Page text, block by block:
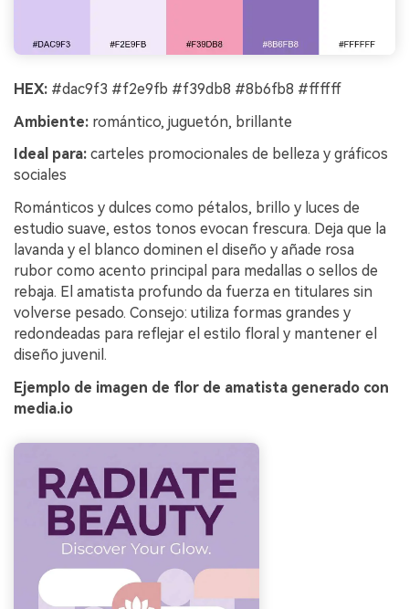
HEX: #dac9f3 #f2e9fb #f39db8 #8b6fb8 #ffffff
Ambiente: romántico, juguetón, brillante
Ideal para: carteles promocionales de belleza y gráficos
sociales
Románticos y dulces como pétalos, brillo y luces de
estudio suave, estos tonos evocan frescura. Deja que la
lavanda y el blanco dominen el diseño y añade rosa
rubor como acento principal para medallas o sellos de
rebaja. El amatista profundo da fuerza en titulares sin
volverse pesado. Consejo: utiliza formas grandes y
redondeadas para reflejar el estilo floral y mantener el
diseño juvenil.
Ejemplo de imagen de flor de amatista generado con
media.io